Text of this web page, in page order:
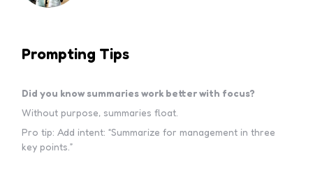
Prompting Tips
Did you know summaries work better with focus?
Without purpose, summaries float.
Pro tip: Add intent: “Summarize for management in three
key points.”